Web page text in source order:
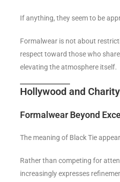
If anything, they seem to be
Formalwear is not about
respect toward those who
elevating the atmosphere itself.
Hollywood and Charity
Formalwear Beyond
The meaning of Black Tie
Rather than competing for
increasingly expresses